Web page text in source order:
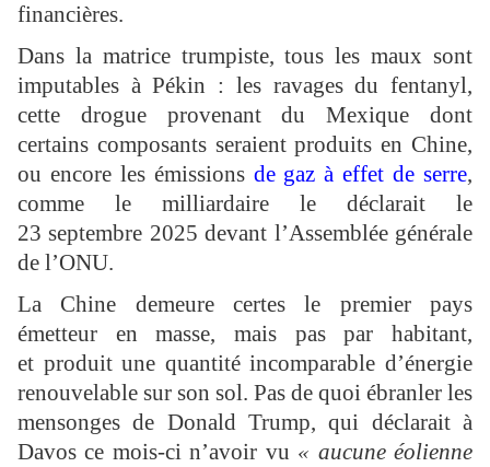
financières.
Dans la matrice trumpiste, tous les maux sont
imputables à Pékin : les ravages du fentanyl,
cette drogue provenant du Mexique dont
certains composants seraient produits en Chine,
ou encore les émissions de gaz à effet de serre,
comme le milliardaire le déclarait le
23 septembre 2025 devant l’Assemblée générale
de l’ONU.
La Chine demeure certes le premier pays
émetteur en masse, mais pas par habitant,
et produit une quantité incomparable d’énergie
renouvelable sur son sol. Pas de quoi ébranler les
mensonges de Donald Trump, qui déclarait à
Davos ce mois-ci n’avoir vu « aucune éolienne